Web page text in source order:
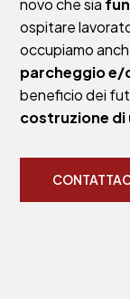
ospitare
occupiamo
parcheggio e/
beneficio dei
costruzione di